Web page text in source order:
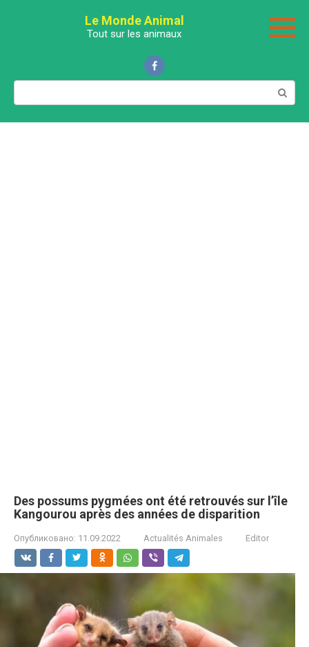
Le Monde Animal
Tout sur les animaux
Поиск:
Des possums pygmées ont été retrouvés sur l’île
Kangourou après des années de dispаrition
Опубликовано: 11.09.2022 Actualités Animales Editor